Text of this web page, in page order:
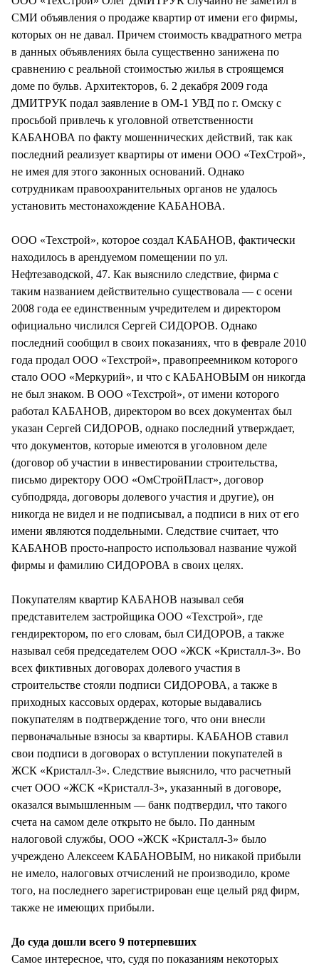
СМИ объявления о продаже квартир от имени его фирмы,
которых он не давал. Причем стоимость квадратного метра
в данных объявлениях была существенно занижена по
сравнению с реальной стоимостью жилья в строящемся
доме по бульв. Архитекторов, 6. 2 декабря 2009 года
ДМИТРУК подал заявление в ОМ-1 УВД по г. Омску с
просьбой привлечь к уголовной ответственности
КАБАНОВА по факту мошеннических действий, так как
последний реализует квартиры от имени ООО «ТехСтрой»,
не имея для этого законных оснований. Однако
сотрудникам правоохранительных органов не удалось
установить местонахождение КАБАНОВА.
ООО «Техстрой», которое создал КАБАНОВ, фактически
находилось в арендуемом помещении по ул.
Нефтезаводской, 47. Как выяснило следствие, фирма с
таким названием действительно существовала — с осени
2008 года ее единственным учредителем и директором
официально числился Сергей СИДОРОВ. Однако
последний сообщил в своих показаниях, что в феврале 2010
года продал ООО «Техстрой», правопреемником которого
стало ООО «Меркурий», и что с КАБАНОВЫМ он никогда
не был знаком. В ООО «Техстрой», от имени которого
работал КАБАНОВ, директором во всех документах был
указан Сергей СИДОРОВ, однако последний утверждает,
что документов, которые имеются в уголовном деле
(договор об участии в инвестировании строительства,
письмо директору ООО «ОмСтройПласт», договор
субподряда, договоры долевого участия и другие), он
никогда не видел и не подписывал, а подписи в них от его
имени являются поддельными. Следствие считает, что
КАБАНОВ просто-напросто использовал название чужой
фирмы и фамилию СИДОРОВА в своих целях.
Покупателям квартир КАБАНОВ называл себя
представителем застройщика ООО «Техстрой», где
гендиректором, по его словам, был СИДОРОВ, а также
называл себя председателем ООО «ЖСК «Кристалл-3». Во
всех фиктивных договорах долевого участия в
строительстве стояли подписи СИДОРОВА, а также в
приходных кассовых ордерах, которые выдавались
покупателям в подтверждение того, что они внесли
первоначальные взносы за квартиры. КАБАНОВ ставил
свои подписи в договорах о вступлении покупателей в
ЖСК «Кристалл-3». Следствие выяснило, что расчетный
счет ООО «ЖСК «Кристалл-3», указанный в договоре,
оказался вымышленным — банк подтвердил, что такого
счета на самом деле открыто не было. По данным
налоговой службы, ООО «ЖСК «Кристалл-3» было
учреждено Алексеем КАБАНОВЫМ, но никакой прибыли
не имело, налоговых отчислений не производило, кроме
того, на последнего зарегистрирован еще целый ряд фирм,
также не имеющих прибыли.
До суда дошли всего 9 потерпевших
Самое интересное, что, судя по показаниям некоторых